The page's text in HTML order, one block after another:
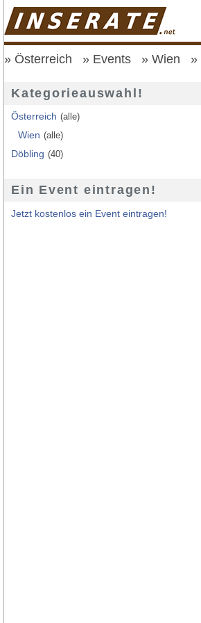
Österreich Events Wien
Kategorieauswahl!
Österreich (alle)
Wien (alle)
Döbling (40)
Ein Event eintragen!
Jetzt kostenlos ein Event eintragen!